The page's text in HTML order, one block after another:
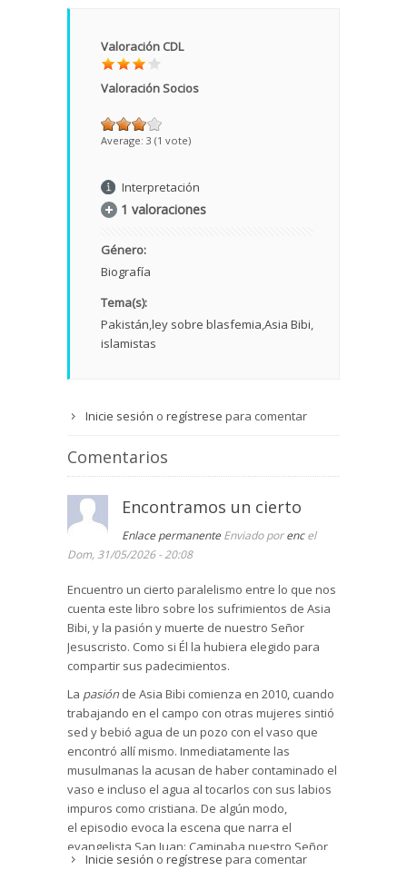
Valoración CDL
Valoración Socios
Average: 3 (1 vote)
Interpretación
1 valoraciones
Género:
Biografía
Tema(s):
Pakistán ley sobre blasfemia Asia Bibi
islamistas
Inicie sesión o regístrese para comentar
Comentarios
Encontramos un cierto
Enlace permanente Enviado porencel
Dom, 31/05/2026 - 20:08
Encuentro un cierto paralelismo entre lo que nos
cuenta este libro sobre los sufrimientos de Asia
Bibi, y la pasión y muerte de nuestro Señor
Jesuscristo. Como si Él la hubiera elegido para
compartir sus padecimientos.
La pasión de Asia Bibi comienza en 2010, cuando
trabajando en el campo con otras mujeres sintió
sed y bebió agua de un pozo con el vaso que
encontró allí mismo. Inmediatamente las
musulmanas la acusan de haber contaminado el
vaso e incluso el agua al tocarlos con sus labios
impuros como cristiana. De algún modo,
el episodio evoca la escena que narra el
evangelista San Juan: Caminaba nuestro Señor
Jesucristo atravesando Samaría cuando,
Inicie sesión o regístrese para comentar